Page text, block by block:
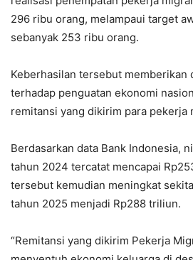
296 ribu orang, melampaui target
sebanyak 253 ribu orang.
Keberhasilan tersebut memberikan
terhadap penguatan ekonomi
remitansi yang dikirim para pekerja
Berdasarkan data Bank Indonesia,
tahun 2024 tercatat mencapai
tersebut kemudian meningkat
tahun 2025 menjadi Rp288 triliun.
“Remitansi yang dikirim Pekerja